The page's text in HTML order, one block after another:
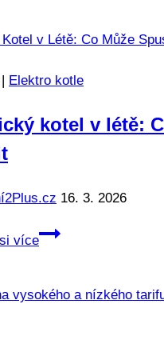
metody
rychlé
Elektro kotle
kotel v létě:
16. 3. 2026
více
Elektrický
létě: